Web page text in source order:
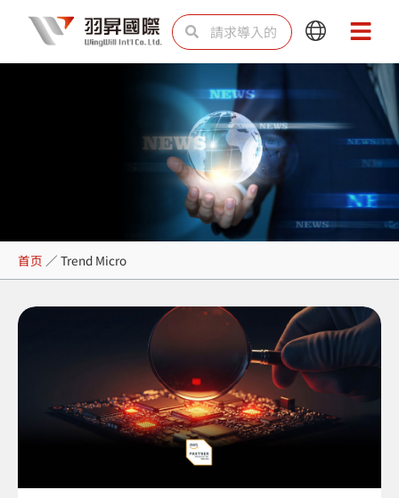
内
SearchSearch
Main
Menu
Main
Menu
Trend Micro
首页 ／ Trend Micro